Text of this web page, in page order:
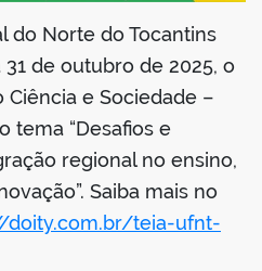
do Norte do Tocantins
31 de outubro de 2025, o
Ciência e Sociedade –
tema “Desafios e
regional no ensino,
Saiba mais no
doity.com.br/teia-ufnt-